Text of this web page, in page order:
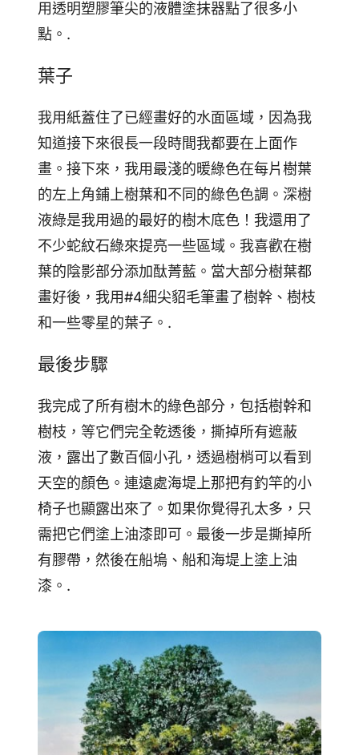
用透明塑膠筆尖的液體塗抹器點了很多小
點。.
葉子
我用紙蓋住了已經畫好的水面區域，因為我
知道接下來很長一段時間我都要在上面作
畫。接下來，我用最淺的暖綠色在每片樹葉
的左上角鋪上樹葉和不同的綠色色調。深樹
液綠是我用過的最好的樹木底色！我還用了
不少蛇紋石綠來提亮一些區域。我喜歡在樹
葉的陰影部分添加酞菁藍。當大部分樹葉都
畫好後，我用#4細尖貂毛筆畫了樹幹、樹枝
和一些零星的葉子。.
最後步驟
我完成了所有樹木的綠色部分，包括樹幹和
樹枝，等它們完全乾透後，撕掉所有遮蔽
液，露出了數百個小孔，透過樹梢可以看到
天空的顏色。連遠處海堤上那把有釣竿的小
椅子也顯露出來了。如果你覺得孔太多，只
需把它們塗上油漆即可。最後一步是撕掉所
有膠帶，然後在船塢、船和海堤上塗上油
漆。.